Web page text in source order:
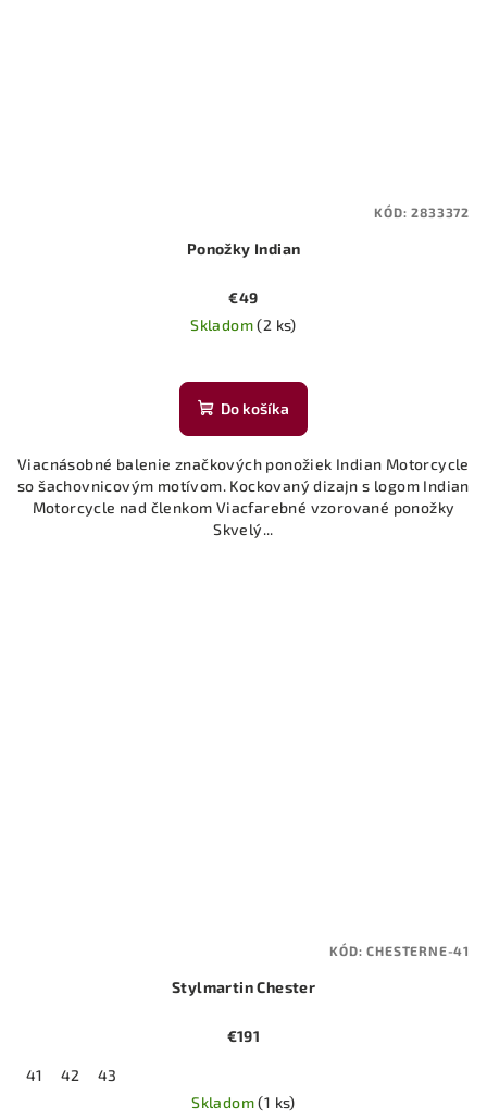
Ponožky Indian
€49
Skladom(2 ks)
Do košíka
Viacnásobné balenie značkových ponožiek Indian Motorcycle
so šachovnicovým motívom. Kockovaný dizajn s logom Indian
Motorcycle nad členkom Viacfarebné vzorované ponožky
Skvelý...
KÓD:2833372
Stylmartin Chester
€191
41 42
43
Skladom(1 ks)
KÓD:CHESTERNE-41